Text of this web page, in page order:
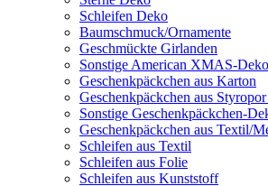
Schleifen Deko
Baumschmuck/Ornamente
Geschmückte Girlanden
Sonstige American XMAS-Deko
Geschenkpäckchen aus Karton
Geschenkpäckchen aus
Sonstige Geschenkpäckchen-
Geschenkpäckchen aus Textil/
Schleifen aus Textil
Schleifen aus Folie
Schleifen aus Kunststoff